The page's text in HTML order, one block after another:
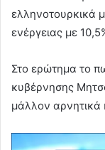
ελληνοτουρκικά
ενέργειας με
Στο ερώτημα το
κυβέρνησης
μάλλον αρνητικά